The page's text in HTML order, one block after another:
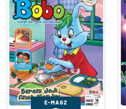
E-MAGZ